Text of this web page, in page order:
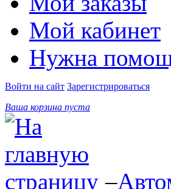
Мой кабинет
Нужна
Войти на сайт Зарегистрироваться
Ваша корзина пуста
–